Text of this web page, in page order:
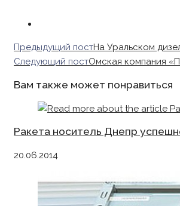
Read
more
Предыдущий постНа Уральском
Следующий постОмская компания
Вам также может понравиться
Ракета носитель Днепр
20.06.2014